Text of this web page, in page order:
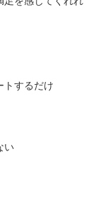
トするだけ
い